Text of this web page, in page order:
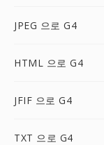
JPEG 으로 G4
HTML 으로 G4
JFIF 으로 G4
TXT 으로 G4